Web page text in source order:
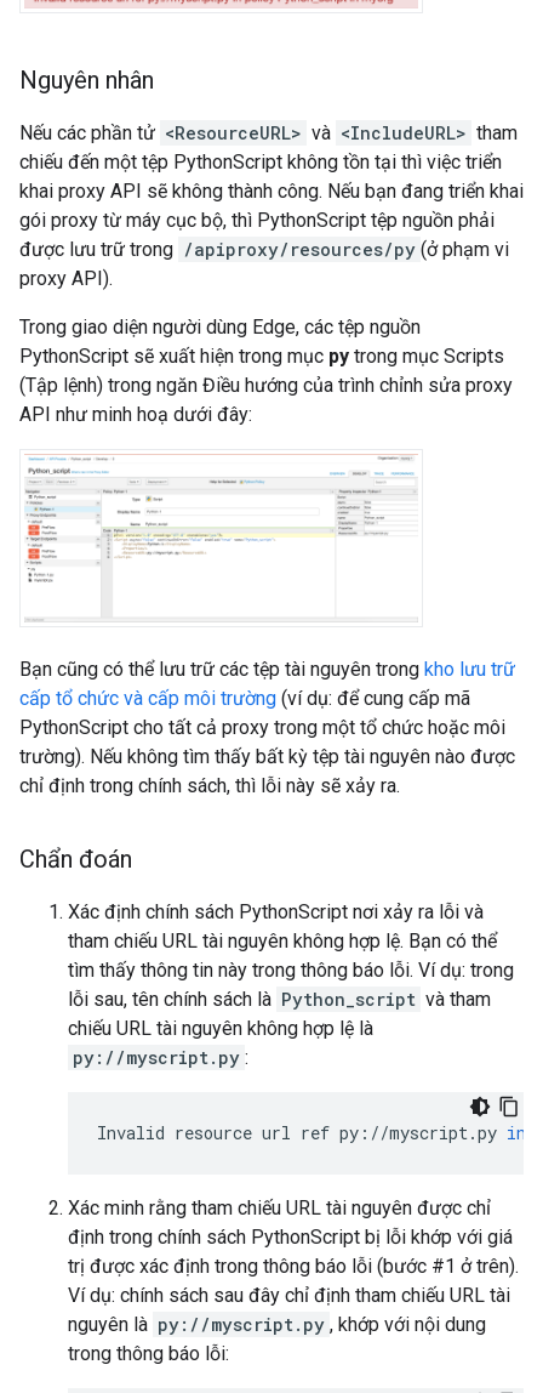
Nguyên nhân
Nếu các phần tử <ResourceURL> và <IncludeURL> tham
chiếu đến một tệp PythonScript không tồn tại thì việc triển
khai proxy API sẽ không thành công. Nếu bạn đang triển khai
gói proxy từ máy cục bộ, thì PythonScript tệp nguồn phải
được lưu trữ trong /apiproxy/resources/py (ở phạm vi
proxy API).
Trong giao diện người dùng Edge, các tệp nguồn
PythonScript sẽ xuất hiện trong mục py trong mục Scripts
(Tập lệnh) trong ngăn Điều hướng của trình chỉnh sửa proxy
API như minh hoạ dưới đây:
Bạn cũng có thể lưu trữ các tệp tài nguyên trong kho lưu trữ
cấp tổ chức và cấp môi trường (ví dụ: để cung cấp mã
PythonScript cho tất cả proxy trong một tổ chức hoặc môi
trường). Nếu không tìm thấy bất kỳ tệp tài nguyên nào được
chỉ định trong chính sách, thì lỗi này sẽ xảy ra.
Chẩn đoán
Xác định chính sách PythonScript nơi xảy ra lỗi và
tham chiếu URL tài nguyên không hợp lệ. Bạn có thể
tìm thấy thông tin này trong thông báo lỗi. Ví dụ: trong
lỗi sau, tên chính sách là Python_script và tham
chiếu URL tài nguyên không hợp lệ là
py://myscript.py :
Invalid resource url ref py : //myscript.py in
Xác minh rằng tham chiếu URL tài nguyên được chỉ
định trong chính sách PythonScript bị lỗi khớp với giá
trị được xác định trong thông báo lỗi (bước #1 ở trên).
Ví dụ: chính sách sau đây chỉ định tham chiếu URL tài
nguyên là py://myscript.py , khớp với nội dung
trong thông báo lỗi: